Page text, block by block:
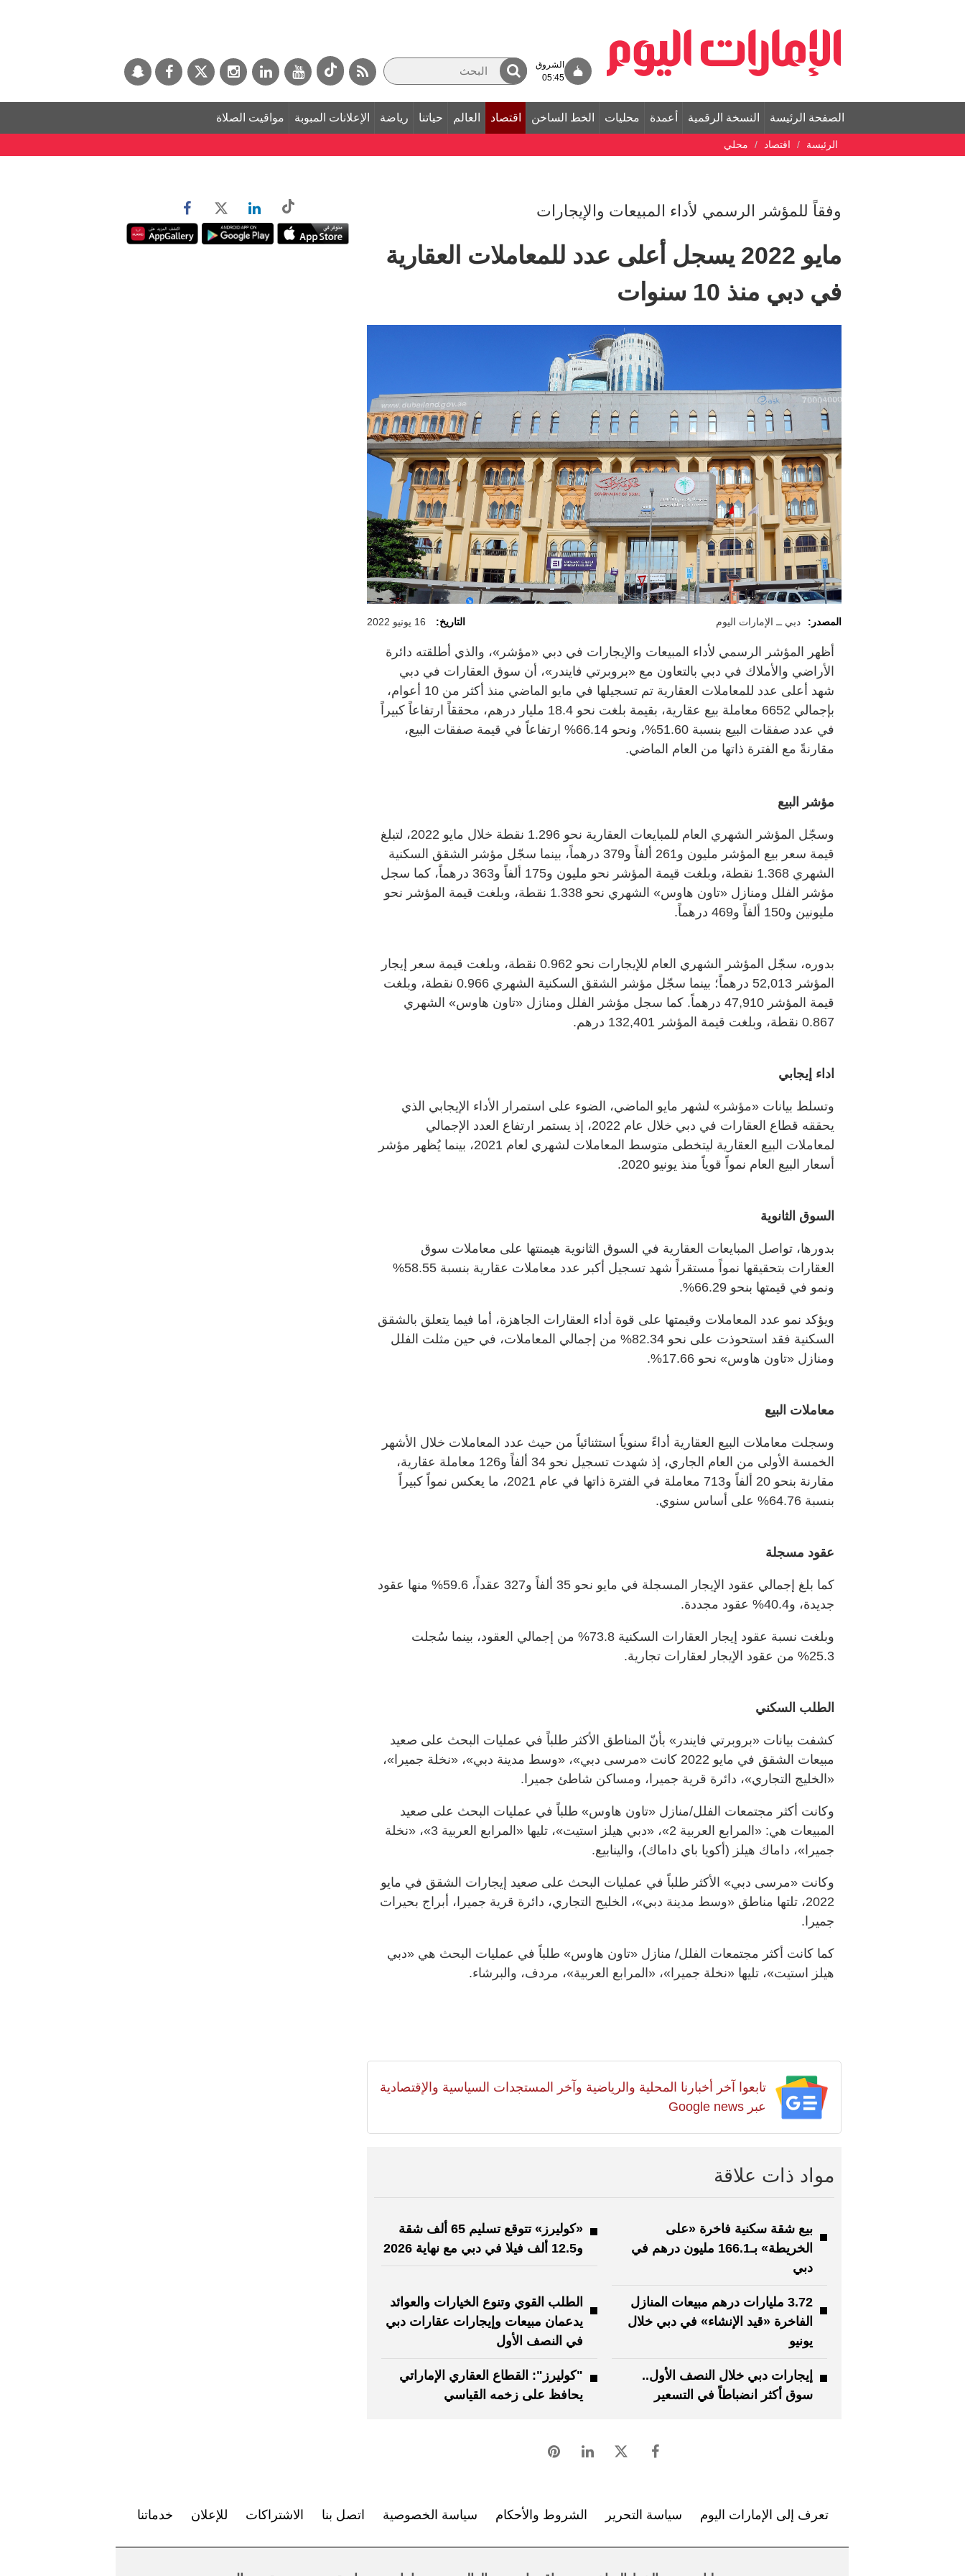
الشروق
05:45
الصفحة الرئيسة النسخة الرقمية أعمدة محليات الخط الساخن اقتصاد العالم حياتنا رياضة الإعلانات المبوبة مواقيت الصلاة
الرئيسة اقتصاد محلي
وفقاً للمؤشر الرسمي لأداء المبيعات والإيجارات
مايو 2022 يسجل أعلى عدد للمعاملات العقارية
في دبي منذ 10 سنوات
المصدر: دبي ــ الإمارات اليوم التاريخ: 16 يونيو 2022
أظهر المؤشر الرسمي لأداء المبيعات والإيجارات في دبي «مؤشر»، والذي أطلقته دائرة
الأراضي والأملاك في دبي بالتعاون مع «بروبرتي فايندر»، أن سوق العقارات في دبي
شهد أعلى عدد للمعاملات العقارية تم تسجيلها في مايو الماضي منذ أكثر من 10 أعوام،
بإجمالي 6652 معاملة بيع عقارية، بقيمة بلغت نحو 18.4 مليار درهم، محققاً ارتفاعاً كبيراً
في عدد صفقات البيع بنسبة 51.60%، ونحو 66.14% ارتفاعاً في قيمة صفقات البيع،
مقارنةً مع الفترة ذاتها من العام الماضي.
مؤشر البيع
وسجّل المؤشر الشهري العام للمبايعات العقارية نحو 1.296 نقطة خلال مايو 2022، لتبلغ
قيمة سعر بيع المؤشر مليون و261 ألفاً و379 درهماً، بينما سجّل مؤشر الشقق السكنية
الشهري 1.368 نقطة، وبلغت قيمة المؤشر نحو مليون و175 ألفاً و363 درهماً، كما سجل
مؤشر الفلل ومنازل «تاون هاوس» الشهري نحو 1.338 نقطة، وبلغت قيمة المؤشر نحو
مليونين و150 ألفاً و469 درهماً.
بدوره، سجّل المؤشر الشهري العام للإيجارات نحو 0.962 نقطة، وبلغت قيمة سعر إيجار
المؤشر 52,013 درهماً؛ بينما سجّل مؤشر الشقق السكنية الشهري 0.966 نقطة، وبلغت
قيمة المؤشر 47,910 درهماً. كما سجل مؤشر الفلل ومنازل «تاون هاوس» الشهري
0.867 نقطة، وبلغت قيمة المؤشر 132,401 درهم.
اداء إيجابي
وتسلط بيانات «مؤشر» لشهر مايو الماضي، الضوء على استمرار الأداء الإيجابي الذي
يحققه قطاع العقارات في دبي خلال عام 2022، إذ يستمر ارتفاع العدد الإجمالي
لمعاملات البيع العقارية ليتخطى متوسط المعاملات لشهري لعام 2021، بينما يُظهر مؤشر
أسعار البيع العام نمواً قوياً منذ يونيو 2020.
السوق الثانوية
بدورها، تواصل المبايعات العقارية في السوق الثانوية هيمنتها على معاملات سوق
العقارات بتحقيقها نمواً مستقراً شهد تسجيل أكبر عدد معاملات عقارية بنسبة 58.55%
ونمو في قيمتها بنحو 66.29%.
ويؤكد نمو عدد المعاملات وقيمتها على قوة أداء العقارات الجاهزة، أما فيما يتعلق بالشقق
السكنية فقد استحوذت على نحو 82.34% من إجمالي المعاملات، في حين مثلت الفلل
ومنازل «تاون هاوس» نحو 17.66%.
معاملات البيع
وسجلت معاملات البيع العقارية أداءً سنوياً استثنائياً من حيث عدد المعاملات خلال الأشهر
الخمسة الأولى من العام الجاري، إذ شهدت تسجيل نحو 34 ألفاً و126 معاملة عقارية،
مقارنة بنحو 20 ألفاً و713 معاملة في الفترة ذاتها في عام 2021، ما يعكس نمواً كبيراً
بنسبة 64.76% على أساس سنوي.
عقود مسجلة
كما بلغ إجمالي عقود الإيجار المسجلة في مايو نحو 35 ألفاً و327 عقداً، 59.6% منها عقود
جديدة، و40.4% عقود مجددة.
وبلغت نسبة عقود إيجار العقارات السكنية 73.8% من إجمالي العقود، بينما سُجلت
25.3% من عقود الإيجار لعقارات تجارية.
الطلب السكني
كشفت بيانات «بروبرتي فايندر» بأنّ المناطق الأكثر طلباً في عمليات البحث على صعيد
مبيعات الشقق في مايو 2022 كانت «مرسى دبي»، «وسط مدينة دبي»، «نخلة جميرا»،
«الخليج التجاري»، دائرة قرية جميرا، ومساكن شاطئ جميرا.
وكانت أكثر مجتمعات الفلل/منازل «تاون هاوس» طلباً في عمليات البحث على صعيد
المبيعات هي: «المرابع العربية 2»، «دبي هيلز استيت»، تليها «المرابع العربية 3»، «نخلة
جميرا»، داماك هيلز (أكويا باي داماك)، والينابيع.
وكانت «مرسى دبي» الأكثر طلباً في عمليات البحث على صعيد إيجارات الشقق في مايو
2022، تلتها مناطق «وسط مدينة دبي»، الخليج التجاري، دائرة قرية جميرا، أبراج بحيرات
جميرا.
كما كانت أكثر مجتمعات الفلل/ منازل «تاون هاوس» طلباً في عمليات البحث هي «دبي
هيلز استيت»، تليها «نخلة جميرا»، «المرابع العربية»، مردف، والبرشاء.
تابعوا آخر أخبارنا المحلية والرياضية وآخر المستجدات السياسية والإقتصادية
عبر Google news
مواد ذات علاقة
بيع شقة سكنية فاخرة «على
الخريطة» بـ166.1 مليون درهم في
دبي
«كوليرز» تتوقع تسليم 65 ألف شقة
و12.5 ألف فيلا في دبي مع نهاية 2026
3.72 مليارات درهم مبيعات المنازل
الفاخرة «قيد الإنشاء» في دبي خلال
يونيو
الطلب القوي وتنوع الخيارات والعوائد
يدعمان مبيعات وإيجارات عقارات دبي
في النصف الأول
إيجارات دبي خلال النصف الأول..
سوق أكثر انضباطاً في التسعير
"كوليرز": القطاع العقاري الإماراتي
يحافظ على زخمه القياسي
تعرف إلى الإمارات اليوم سياسة التحرير الشروط والأحكام سياسة الخصوصية اتصل بنا الاشتراكات للإعلان خدماتنا